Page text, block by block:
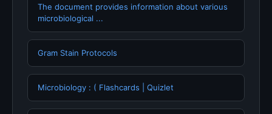
The document provides information about various
microbiological ...
Gram Stain Protocols
Microbiology : ( Flashcards | Quizlet